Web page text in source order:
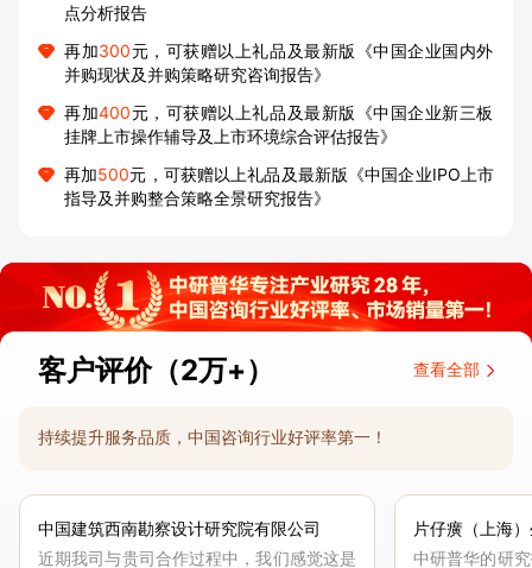
点分析报告
再加300元，可获赠以上礼品及最新版《中国企业国内外
并购现状及并购策略研究咨询报告》
再加400元，可获赠以上礼品及最新版《中国企业新三板
挂牌上市操作辅导及上市环境综合评估报告》
再加500元，可获赠以上礼品及最新版《中国企业IPO上市
指导及并购整合策略全景研究报告》
客户评价（2万+） 查看全部
持续提升服务品质，中国咨询行业好评率第一！
中国建筑西南勘察设计研究院有限公司
近期我司与贵司合作过程中，我们感觉这是
片仔癀（上海
中研普华的研